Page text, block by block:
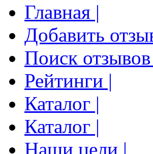
Главная |
Добавить
Поиск отзывов
Рейтинги |
Каталог |
Каталог |
Наши цели |